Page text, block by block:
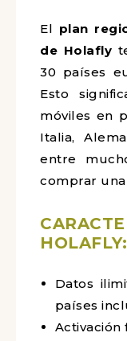
El plan
de Holafly
30 países
Esto
móviles en
Italia,
entre
comprar una
HOLAFLY:
Datos
países
Activación